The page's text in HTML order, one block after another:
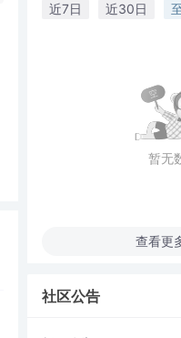
近7日 近30日
暂无
查看更
社区公告